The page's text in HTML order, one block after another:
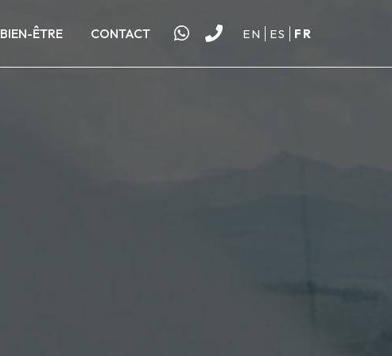
BIEN-ÊTRE CONTACT EN ES FR